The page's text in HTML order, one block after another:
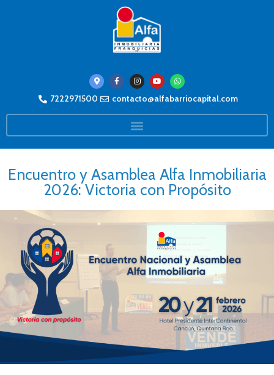
7222971500 contacto@alfabarriocapital.com
Encuentro y Asamblea Alfa Inmobiliaria
2026: Victoria con Propósito